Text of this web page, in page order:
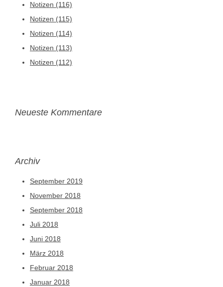
Notizen (116)
Notizen (115)
Notizen (114)
Notizen (113)
Notizen (112)
Neueste Kommentare
Archiv
September 2019
November 2018
September 2018
Juli 2018
Juni 2018
März 2018
Februar 2018
Januar 2018